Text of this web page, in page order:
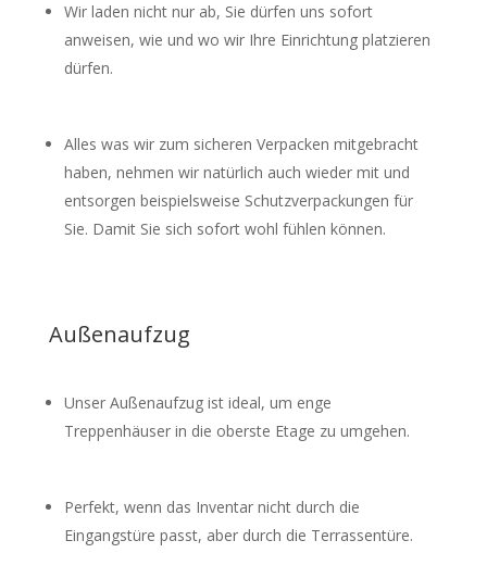
Wir laden nicht nur ab, Sie dürfen uns sofort
anweisen, wie und wo wir Ihre Einrichtung platzieren
dürfen.
Alles was wir zum sicheren Verpacken mitgebracht
haben, nehmen wir natürlich auch wieder mit und
entsorgen beispielsweise Schutzverpackungen für
Sie. Damit Sie sich sofort wohl fühlen können.
Außenaufzug
Unser Außenaufzug ist ideal, um enge
Treppenhäuser in die oberste Etage zu umgehen.
Perfekt, wenn das Inventar nicht durch die
Eingangstüre passt, aber durch die Terrassentüre.